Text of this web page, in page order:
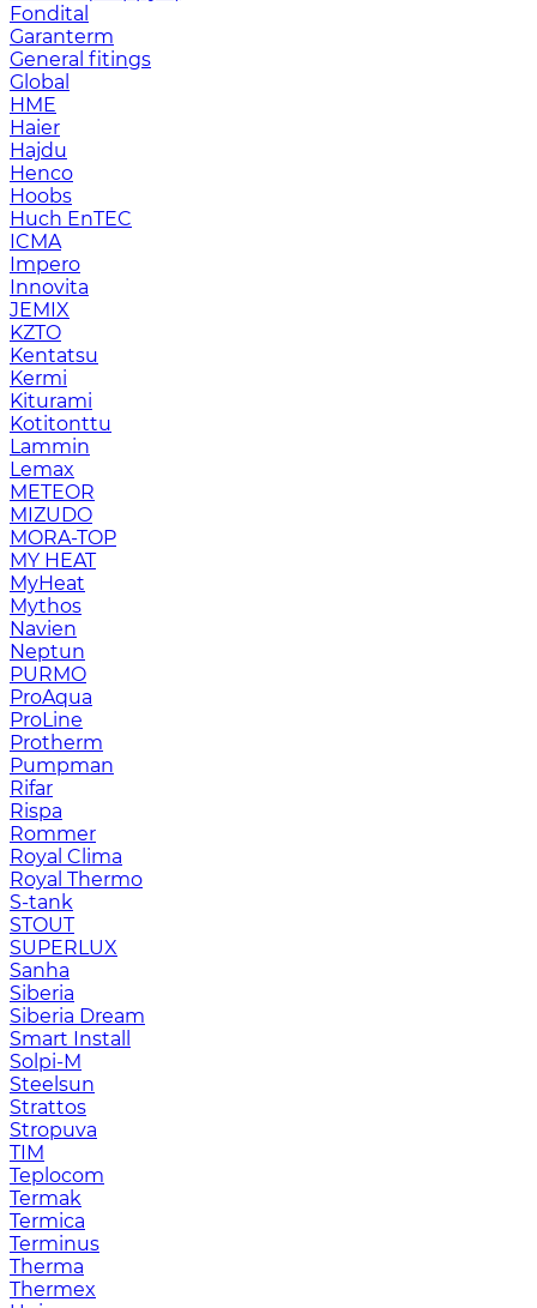
Fondital
Garanterm
General fitings
Global
HME
Haier
Hajdu
Henco
Hoobs
Huch EnTEC
ICMA
Impero
Innovita
JEMIX
KZTO
Kentatsu
Kermi
Kiturami
Kotitonttu
Lammin
Lemax
METEOR
MIZUDO
MORA-TOP
MY HEAT
MyHeat
Mythos
Navien
Neptun
PURMO
ProAqua
ProLine
Protherm
Pumpman
Rifar
Rispa
Rommer
Royal Clima
Royal Thermo
S-tank
STOUT
SUPERLUX
Sanha
Siberia
Siberia Dream
Smart Install
Solpi-M
Steelsun
Strattos
Stropuva
TIM
Teplocom
Termak
Termica
Terminus
Therma
Thermex